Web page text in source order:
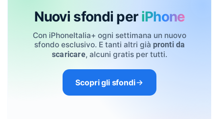
Nuovi sfondi per iPhone
Con iPhoneItalia+ ogni settimana un nuovo
sfondo esclusivo. E tanti altri già pronti da
scaricare, alcuni gratis per tutti.
Scopri gli sfondi